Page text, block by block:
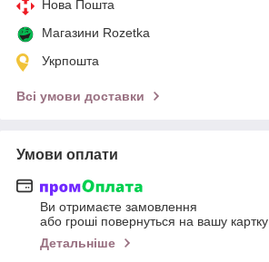
Нова Пошта
Магазини Rozetka
Укрпошта
Всі умови доставки
Умови оплати
Ви отримаєте замовлення
або гроші повернуться на вашу картку
Детальніше